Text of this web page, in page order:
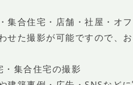
集合住宅・店舗・社屋・オ
せた撮影が可能ですので、
・集合住宅の撮影